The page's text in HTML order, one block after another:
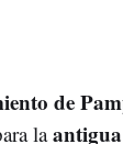
de
laantigua